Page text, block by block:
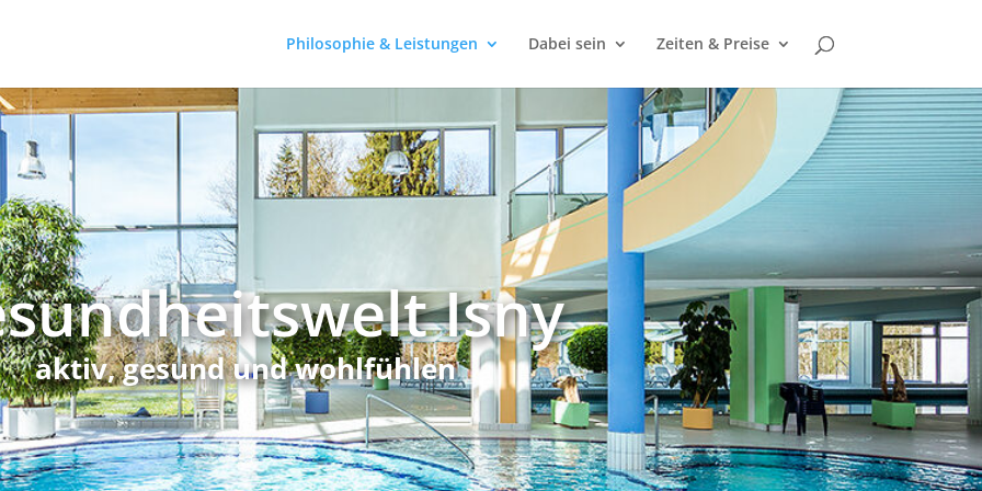
Philosophie & Leistungen Dabei sein Zeiten & Preise
Isny
aktiv, gesund und wohlfühlen